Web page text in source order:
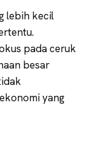
lebih kecil
pada ceruk
besar
yang